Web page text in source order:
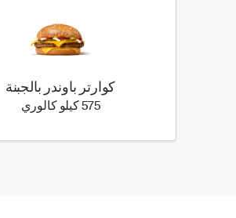
كوارتر باوندر بالجبنة
575 كيلو كالوري